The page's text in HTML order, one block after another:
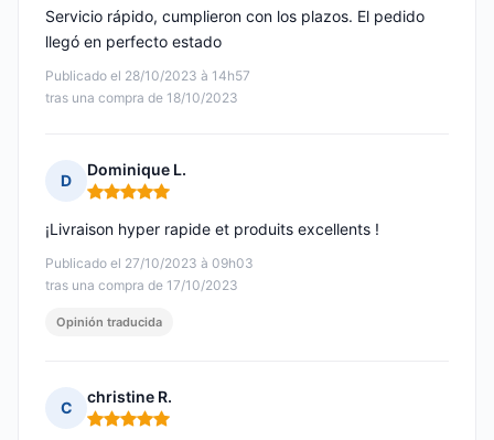
Publicado el 28/10/2023 à 14h57
tras una compra de 18/10/2023
Servicio rápido, cumplieron con los plazos. El pedido
llegó en perfecto estado
D
Dominique L.
Nota: 5 de 5
Publicado el 27/10/2023 à 09h03
tras una compra de 17/10/2023
¡Livraison hyper rapide et produits excellents !
Opinión traducida
C
christine R.
Nota: 5 de 5